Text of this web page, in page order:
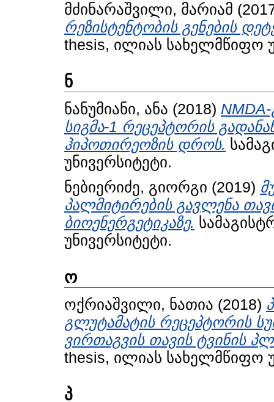
მძინარაშვილი, მარიამ
რეზისტენტობის გენების
thesis, ილიას სახელმწიფო
ნ
ნანუმიანი, ანა (2018)
სიგმა-1 რეცეპტორის
ჰიპოთირეოზის დროს.
უნივერსიტეტი.
ნებიერიძე, გიორგი (2019)
პალმიტირების გავლენა
ბიოენერგეტიკაზე.
უნივერსიტეტი.
ო
ოქრიაშვილი, ნათია (2018)
გლუტამატის რეცეპტორის
ვირთაგვის თავის ტვინის
thesis, ილიას სახელმწიფო
პ